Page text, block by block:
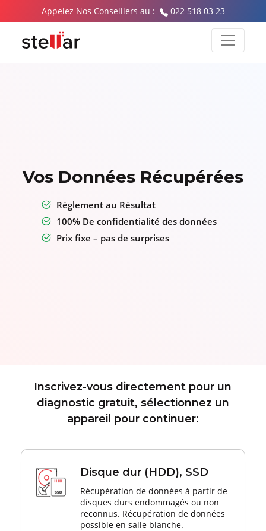
Appelez Nos Conseillers au : 022 518 03 23
Vos Données Récupérées
Règlement au Résultat
100% De confidentialité des données
Prix fixe – pas de surprises
Inscrivez-vous directement pour un
diagnostic gratuit, sélectionnez un
appareil pour continuer:
Disque dur (HDD), SSD
Récupération de données à partir de
disques durs endommagés ou non
reconnus. Récupération de données
possible en salle blanche.